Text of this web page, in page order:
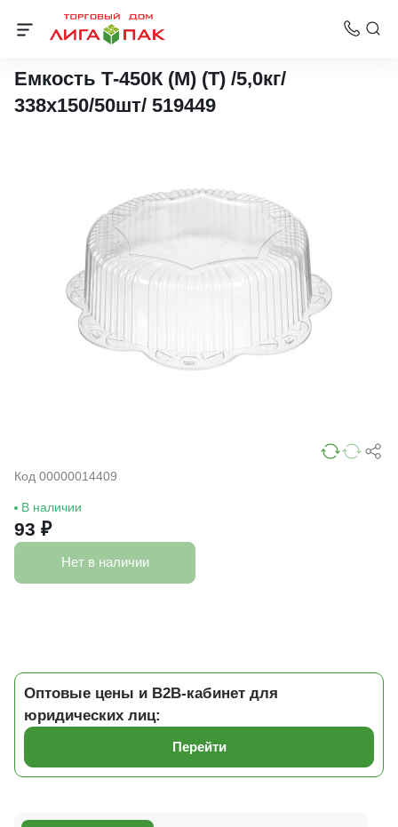
Упаковка для тортов
Емкость Т-450К (М) (Т) /5,0кг/
338х150/50шт/ 519449
Код 00000014409
В наличии
93 ₽
Нет в наличии
Оптовые цены и B2B-кабинет для
юридических лиц:
Перейти